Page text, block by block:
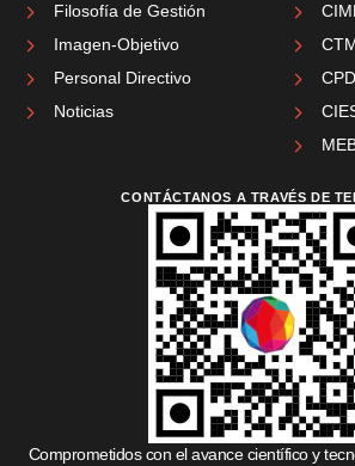
Filosofía de Gestión
Imagen-Objetivo
Personal Directivo
Noticias
CONTÁCTANOS A TRAVÉS DE
Comprometidos con el avance científico y